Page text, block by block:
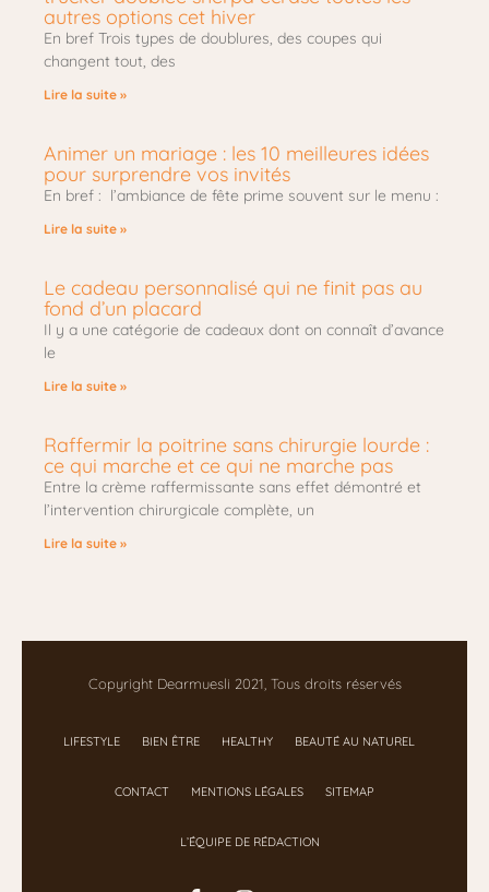
autres options cet hiver
En bref Trois types de doublures, des coupes qui
changent tout, des
Lire la suite »
Animer un mariage : les 10 meilleures idées
pour surprendre vos invités
En bref : l’ambiance de fête prime souvent sur le menu :
Lire la suite »
Le cadeau personnalisé qui ne finit pas au
fond d’un placard
Il y a une catégorie de cadeaux dont on connaît d’avance
le
Lire la suite »
Raffermir la poitrine sans chirurgie lourde :
ce qui marche et ce qui ne marche pas
Entre la crème raffermissante sans effet démontré et
l’intervention chirurgicale complète, un
Lire la suite »
Copyright Dearmuesli 2021, Tous droits réservés
LIFESTYLE BIEN ÊTRE HEALTHY BEAUTÉ AU NATUREL
CONTACT MENTIONS LÉGALES SITEMAP
L’ÉQUIPE DE RÉDACTION